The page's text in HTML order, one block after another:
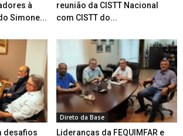
à
Simone...
reunião da CISTT Nacional
com CISTT do...
desafios
Direto da Base
Lideranças da FEQUIMFAR e